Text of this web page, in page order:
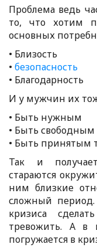
Проблема ведь
то, что хотим
основных
• Близость
• безопасность
• Благодарность
И у мужчин их
• Быть нужным
• Быть свободным
• Быть принятым
Так и
стараются
ним близкие
сложный
кризиса
тревожить. А в
погружается в